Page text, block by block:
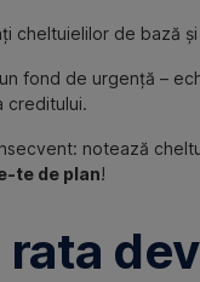
cheltuielilor de bază
fond de urgență –
creditului.
notează
te de plan!
rata